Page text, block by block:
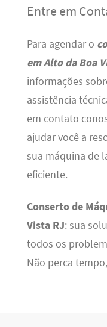
Entre em
Para agendar o
em Alto da Boa
informações
assistência
em contato
ajudar você a
sua máquina de
eficiente.
Conserto de
Vista RJ: sua
todos os
Não perca